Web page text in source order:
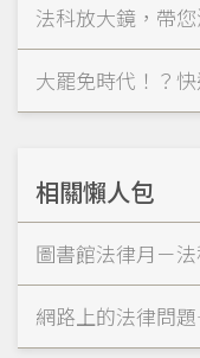
法科放大鏡，帶
大罷免時代！？
相關懶人包
圖書館法律月－
網路上的法律問